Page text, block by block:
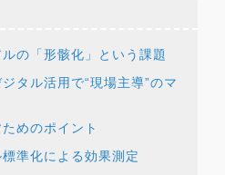
の「形骸化」という課題
タル活用で“現場主導”のマ
めのポイント
準化による効果測定